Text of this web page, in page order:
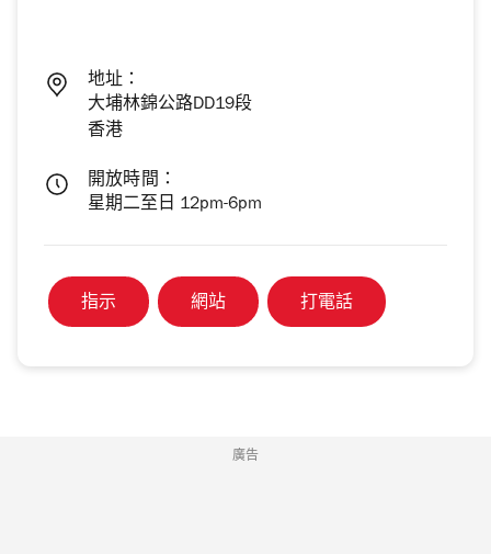
地址：
大埔林錦公路DD19段
香港
開放時間：
星期二至日 12pm-6pm
指示 網站 打電話
廣告